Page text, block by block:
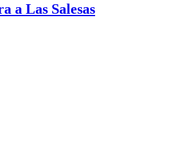
a Las Salesas